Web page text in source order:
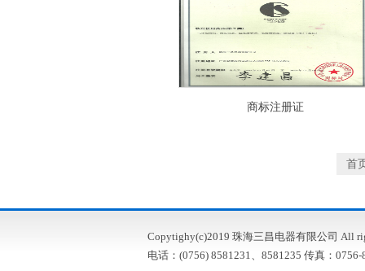
商标注册证
首
Copytighy(c)2019 珠海三昌电器有限公司 All
电话：(0756) 8581231、8581235 传真：